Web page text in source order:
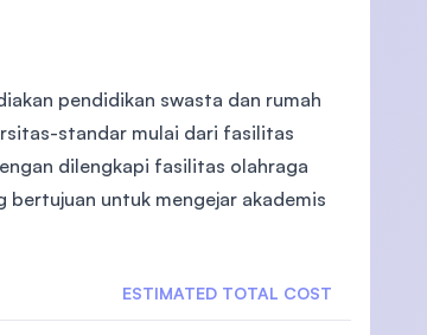
pendidikan swasta dan rumah
standar mulai dari fasilitas
dilengkapi fasilitas olahraga
bertujuan untuk mengejar akademis
ESTIMATED TOTAL COST